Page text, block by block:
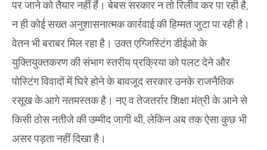
पर जाने को तैयार नहीं हैं। बेबस सरकार न तो रिलीव कर पा रही है,
न ही कोई सख्त अनुशासनात्मक कार्रवाई की हिम्मत जुटा पा रही है।
वेतन भी बराबर मिल रहा है। उक्त एग्जिस्टिंग डीईओ के
युक्तियुक्तकरण की संभाग स्तरीय प्रक्रिया को पलट देने और
पोस्टिंग विवादों में घिरे होने के बावजूद सरकार उनके राजनैतिक
रसूख के आगे नतमस्तक है। नए व तेजतर्रार शिक्षा मंत्री के आने से
किसी ठोस नतीजे की उम्मीद जागी थी, लेकिन अब तक ऐसा कुछ भी
असर पड़ता नहीं दिखा है।